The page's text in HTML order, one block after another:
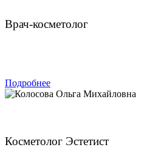
Врач-косметолог
Подробнее
Косметолог Эстетист